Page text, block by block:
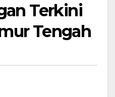
Terkini
Tengah